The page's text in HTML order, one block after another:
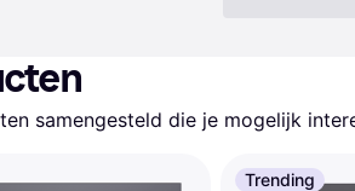
samengesteld die je mogelijk
Trending